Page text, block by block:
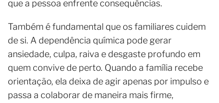
que a pessoa enfrente consequências.
Também é fundamental que os familiares cuidem
de si. A dependência química pode gerar
ansiedade, culpa, raiva e desgaste profundo em
quem convive de perto. Quando a família recebe
orientação, ela deixa de agir apenas por impulso e
passa a colaborar de maneira mais firme,